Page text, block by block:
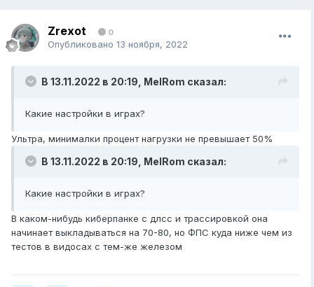
Zrexot 0
Опубликовано 13 ноября, 2022
В 13.11.2022 в 20:19, MelRom сказал:
Какие настройки в играх?
Ультра, минималки процент нагрузки не превышает 50%
В 13.11.2022 в 20:19, MelRom сказал:
Какие настройки в играх?
В каком-нибудь киберпанке с длсс и трассировкой она
начинает выкладываться на 70-80, но ФПС куда ниже чем из
тестов в видосах с тем-же железом